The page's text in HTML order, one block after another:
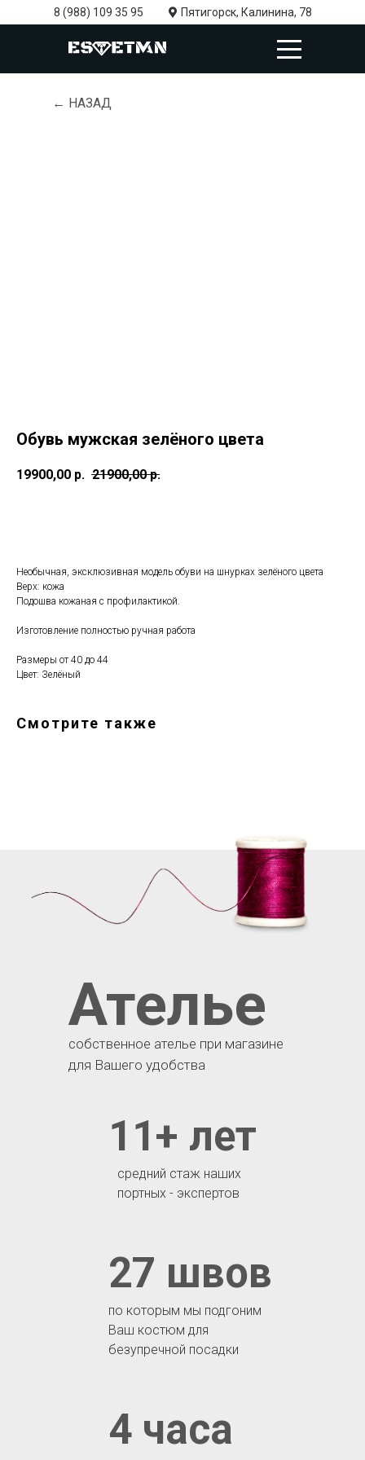
8 (988) 109 35 95 Пятигорск, Калинина, 78
← НАЗАД
Обувь мужская зелёного цвета
19900,00 р. 21900,00 р.
Необычная, эксклюзивная модель обуви на шнурках зелёного цвета
Верх: кожа
Подошва кожаная с профилактикой.
Изготовление полностью ручная работа
Размеры от 40 до 44
Цвет: Зелёный
Смотрите также
4 часа
по которым мы подгоним
Ваш костюм для
безупречной посадки
27 швов
средний стаж наших
портных - экспертов
11+ лет
Ателье
собственное ателье при магазине
для Вашего удобства